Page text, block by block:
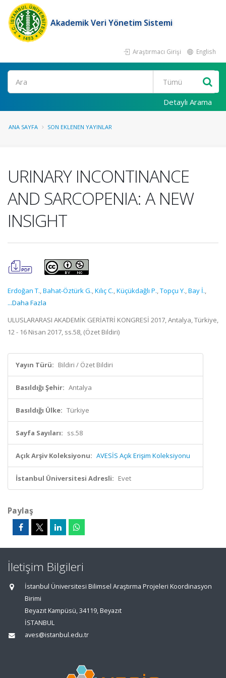
Akademik Veri Yönetim Sistemi
Araştırmacı Girişi English
Ara
Detaylı Arama
ANA SAYFA SON EKLENEN YAYINLAR
URINARY INCONTINANCE
AND SARCOPENIA: A NEW
INSIGHT
Erdoğan T.,Bahat-Öztürk G.,Kılıç C.,Küçükdağlı P.,Topçu Y.,Bay İ.,
...Daha Fazla
ULUSLARARASI AKADEMİK GERİATRİ KONGRESİ 2017, Antalya, Türkiye,
12 - 16 Nisan 2017, ss.58, (Özet Bildiri)
Yayın Türü: Bildiri / Özet Bildiri
Basıldığı Şehir: Antalya
Basıldığı Ülke: Türkiye
Sayfa Sayıları: ss.58
Açık Arşiv Koleksiyonu: AVESİS Açık Erişim Koleksiyonu
İstanbul Üniversitesi Adresli: Evet
Paylaş
İletişim Bilgileri
İstanbul Üniversitesi Bilimsel Araştırma Projeleri Koordinasyon
Birimi
Beyazıt Kampüsü, 34119, Beyazıt
İSTANBUL
aves@istanbul.edu.tr